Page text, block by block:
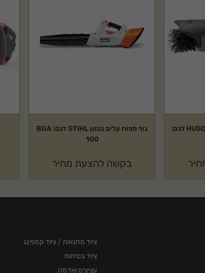
בהקדם.
אביזר מטאטא של HUSQVARNA דגם:
גוף מפוח עלים נטען STIHL דגם: BGA
100
בקשה להצעת מחיר
ציוד מחנאות / ציוד קמפינג
ציוד בטיחות
עציצים ואדמה